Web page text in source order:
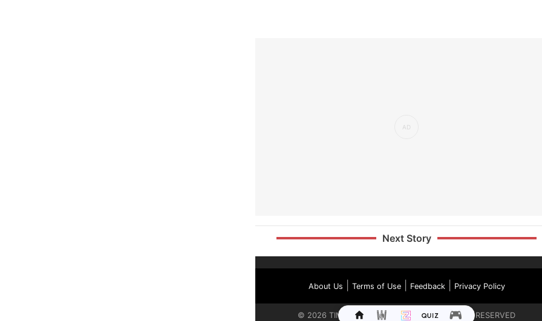
Next Story
About Us Terms of Use| Feedback| Privacy Policy
© 2026 TIMES INTERNET LIMITED. ALL RIGHTS RESERVED